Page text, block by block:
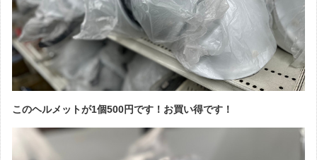
このヘルメットが1個500円です！お買い得です！